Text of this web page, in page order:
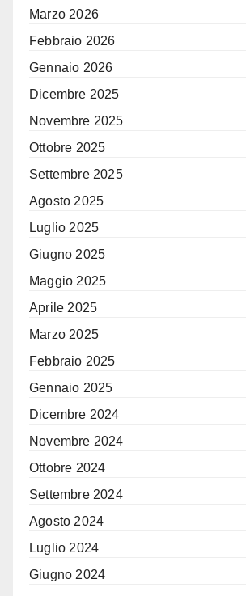
Marzo 2026
Febbraio 2026
Gennaio 2026
Dicembre 2025
Novembre 2025
Ottobre 2025
Settembre 2025
Agosto 2025
Luglio 2025
Giugno 2025
Maggio 2025
Aprile 2025
Marzo 2025
Febbraio 2025
Gennaio 2025
Dicembre 2024
Novembre 2024
Ottobre 2024
Settembre 2024
Agosto 2024
Luglio 2024
Giugno 2024